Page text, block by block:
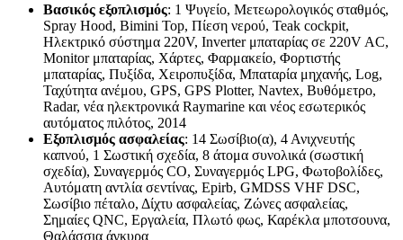
Βασικός εξοπλισμός: 1 Ψυγείο, Μετεωρολογικός σταθμός,
Spray Hood, Bimini Top, Πίεση νερού, Teak cockpit,
Ηλεκτρικό σύστημα 220V, Inverter μπαταρίας σε 220V AC,
Monitor μπαταρίας, Χάρτες, Φαρμακείο, Φορτιστής
μπαταρίας, Πυξίδα, Χειροπυξίδα, Μπαταρία μηχανής, Log,
Ταχύτητα ανέμου, GPS, GPS Plotter, Navtex, Βυθόμετρο,
Radar, νέα ηλεκτρονικά Raymarine και νέος εσωτερικός
αυτόματος πιλότος, 2014
Εξοπλισμός ασφαλείας: 14 Σωσίβιο(α), 4 Ανιχνευτής
καπνού, 1 Σωστική σχεδία, 8 άτομα συνολικά (σωστική
σχεδία), Συναγερμός CO, Συναγερμός LPG, Φωτοβολίδες,
Αυτόματη αντλία σεντίνας, Epirb, GMDSS VHF DSC,
Σωσίβιο πέταλο, Δίχτυ ασφαλείας, Ζώνες ασφαλείας,
Σημαίες QNC, Εργαλεία, Πλωτό φως, Καρέκλα μποτσουνα,
Θαλάσσια άγκυρα